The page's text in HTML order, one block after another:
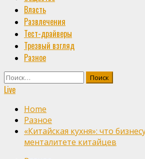
Власть
Развлечения
Тест-драйверы
Трезвый взгляд
Разное
Найти:
Live
Home
Разное
«Китайская кухня»: что
менталитете китайцев